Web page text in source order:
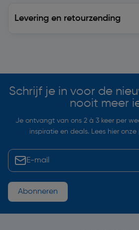
Levering en retourzending
Schrijf je in voor de
nooit meer
Je ontvangt van ons 2 à 3 keer per
inspiratie en deals. Lees hier onze
Abonneren